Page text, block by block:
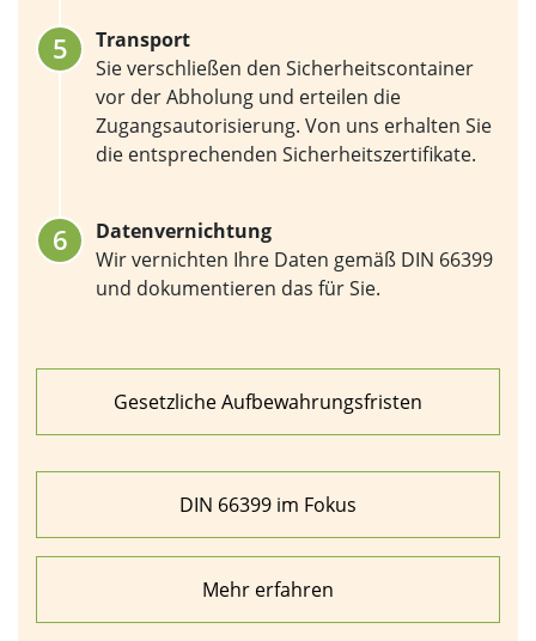
Transport
Sie verschließen den Sicherheitscontainer
vor der Abholung und erteilen die
Zugangsautorisierung. Von uns erhalten Sie
die entsprechenden Sicherheitszertifikate.
Datenvernichtung
Wir vernichten Ihre Daten gemäß DIN 66399
und dokumentieren das für Sie.
Gesetzliche Aufbewahrungsfristen
DIN 66399 im Fokus
Mehr erfahren